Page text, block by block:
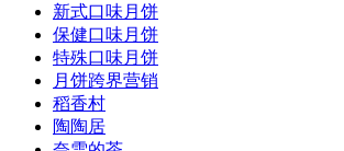
新式口味月饼
保健口味月饼
特殊口味月饼
月饼跨界营销
稻香村
陶陶居